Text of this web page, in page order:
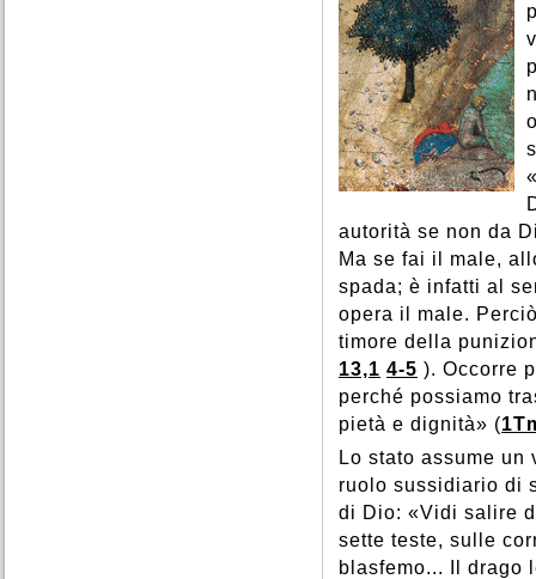
autorità se non da
Ma se fai il male,
spada; è infatti al
opera il male.
timore della
13,1 4-5 ). Occorre
perché possiamo
pietà e dignità» (
Lo stato assume
ruolo sussidiario di
di Dio: «Vidi salire
sette teste, sulle
blasfemo... Il drago